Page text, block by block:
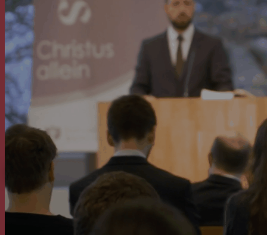
Berlin, den 15. September
1909
Wenn Sie weitere Fragen haben oder unseren
Gottesdienst besuchen möchten, dann
kontaktieren Sie uns gerne!
KONTAKT
EVANGELISCH-REFORMIERTE
BAPTISTENGEMEINDE
WETZLAR